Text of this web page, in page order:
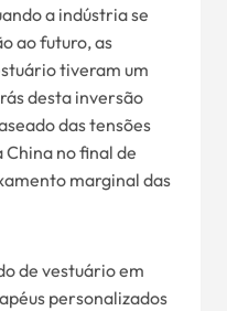
a indústria se
ao futuro, as
tiveram um
desta inversão
das tensões
China no final de
marginal das
de vestuário em
personalizados